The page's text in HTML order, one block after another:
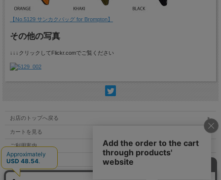
【No.5129 サンカクバッグ for Brompton】
その他の写真
↓↓↓クリックしてFlickr.comでご覧ください
お店のトップへ戻る
カートを見る
ご利用案内
特定商取引法表示
個人情報の取扱い